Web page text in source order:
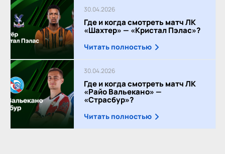
30.04.2026
Где и когда смотреть матч ЛК
«Шахтер» — «Кристал Пэлас»?
Читать полностью
30.04.2026
Где и когда смотреть матч ЛК
«Райо Вальекано» —
«Страсбур»?
Читать полностью